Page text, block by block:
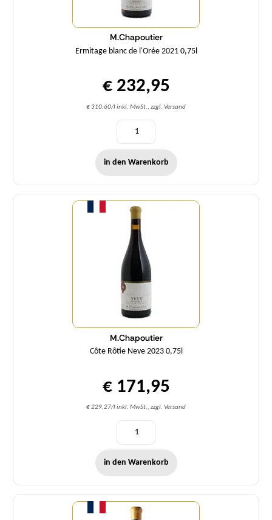
M.Chapoutier
Ermitage blanc de l'Orée 2021 0,75l
€ 232,95
€ 310,60/l inkl. MwSt., zzgl. Versand
in den Warenkorb
M.Chapoutier
Côte Rôtie Neve 2023 0,75l
€ 171,95
€ 229,27/l inkl. MwSt., zzgl. Versand
Menge
in den Warenkorb
Menge